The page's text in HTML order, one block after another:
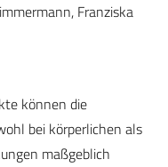
Franziska
können die
bei körperlichen als
maßgeblich